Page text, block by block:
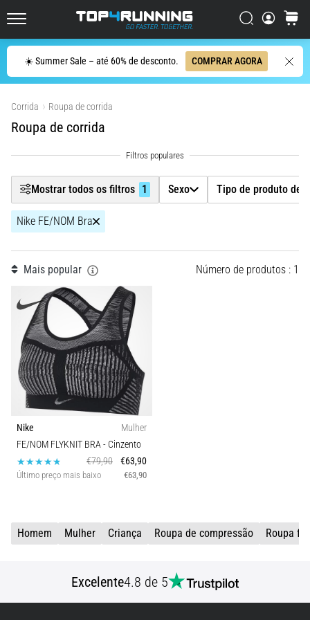
☀️ Summer Sale – até 60% de desconto. COMPRAR AGORA
Procurar
cesto
Procurar
corrida
maior
amortecimento?
Descubra
ténis
com
para
5. 8. 2026
Causas
comuns
de
dor
no
joelho
durante
após
a
corrida
vai
afetar
pelo
Corrida Roupa de corrida
Roupa de corrida
Mostrar todos os filtros 1 Sexo Tipo de produto
Filtr
Tipo de produto detalhado
Tamanho
Marca
Cor
Preço
Função
Corte
Suporte de soutien
Nike FE/NOM Bra
Mais popular Número de produtos : 1
Nike
Mulher
FE/NOM FLYKNIT BRA- Cinzento
€79,90
€63,90
Último preço mais baixo €63,90
Homem Mulher Criança Roupa de compressão Roupa
Excelente4.8 de 5